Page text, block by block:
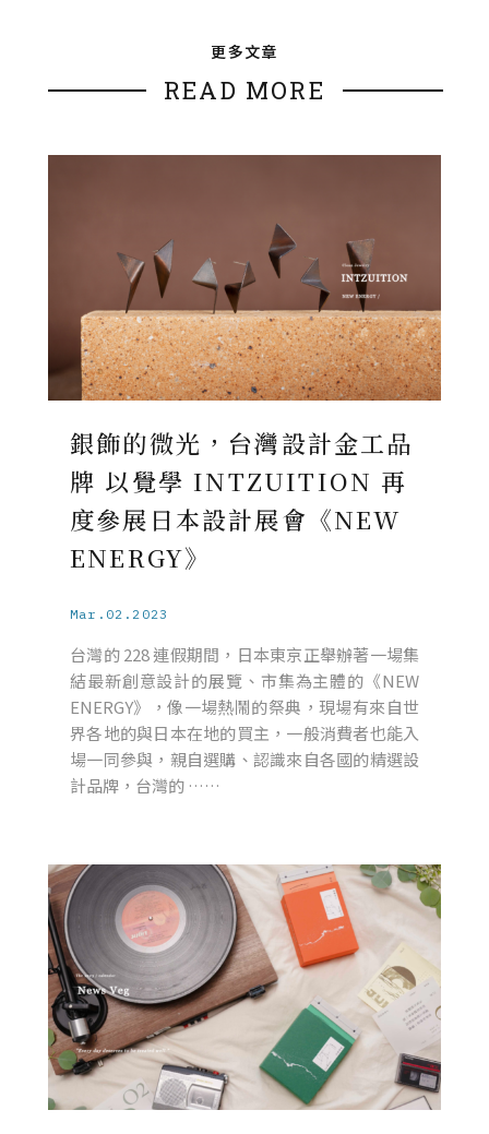
更多文章
READ MORE
銀飾的微光，台灣設計金工品
牌 以覺學 INTZUITION 再
度參展日本設計展會《NEW
ENERGY》
Mar.02.2023
台灣的 228 連假期間，日本東京正舉辦著一場集
結最新創意設計的展覽、市集為主體的《NEW
ENERGY》，像一場熱鬧的祭典，現場有來自世
界各地的與日本在地的買主，一般消費者也能入
場一同參與，親自選購、認識來自各國的精選設
計品牌，台灣的 ……